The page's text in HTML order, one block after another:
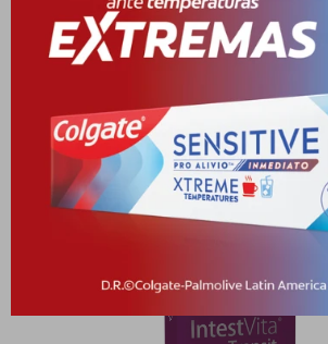
Venta libre
Productos que te pueden